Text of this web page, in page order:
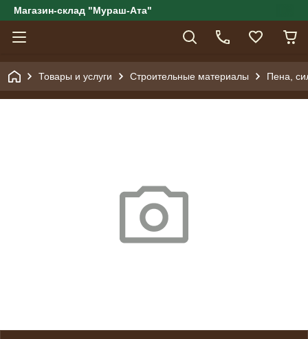
Магазин-склад "Мураш-Ата"
Товары и услуги Строительные материалы Пена,